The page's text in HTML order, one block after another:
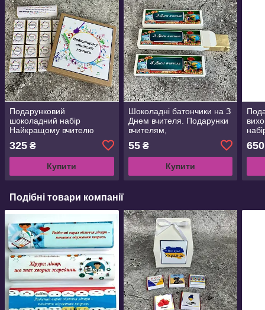
Подарунковий
шоколадний набір
Найкращому вчителю
педагогу, вчителю на День
вчителя,випускний
325 ₴
Купити
Шоколадні батончики на З
Днем вчителя. Подарунки
вчителям,
викладачам.Корпоративні
подарунки. Шоколадки
55₴
Купити
650
Подібні товари компанії